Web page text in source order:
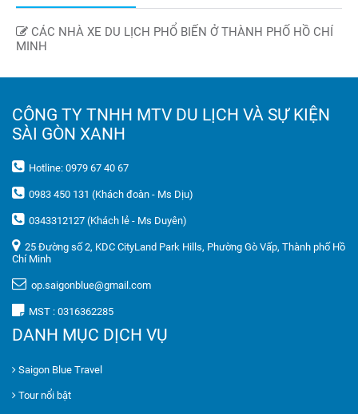
CÁC NHÀ XE DU LỊCH PHỔ BIẾN Ở THÀNH PHỐ HỒ CHÍ
MINH
CÔNG TY TNHH MTV DU LỊCH VÀ SỰ KIỆN
SÀI GÒN XANH
Hotline: 0979 67 40 67
0983 450 131 (Khách đoàn - Ms Dịu)
0343312127 (Khách lẻ - Ms Duyên)
25 Đường số 2, KDC CityLand Park Hills, Phường Gò Vấp, Thành phố Hồ
Chí Minh
op.saigonblue@gmail.com
MST : 0316362285
DANH MỤC DỊCH VỤ
Saigon Blue Travel
Tour nổi bật